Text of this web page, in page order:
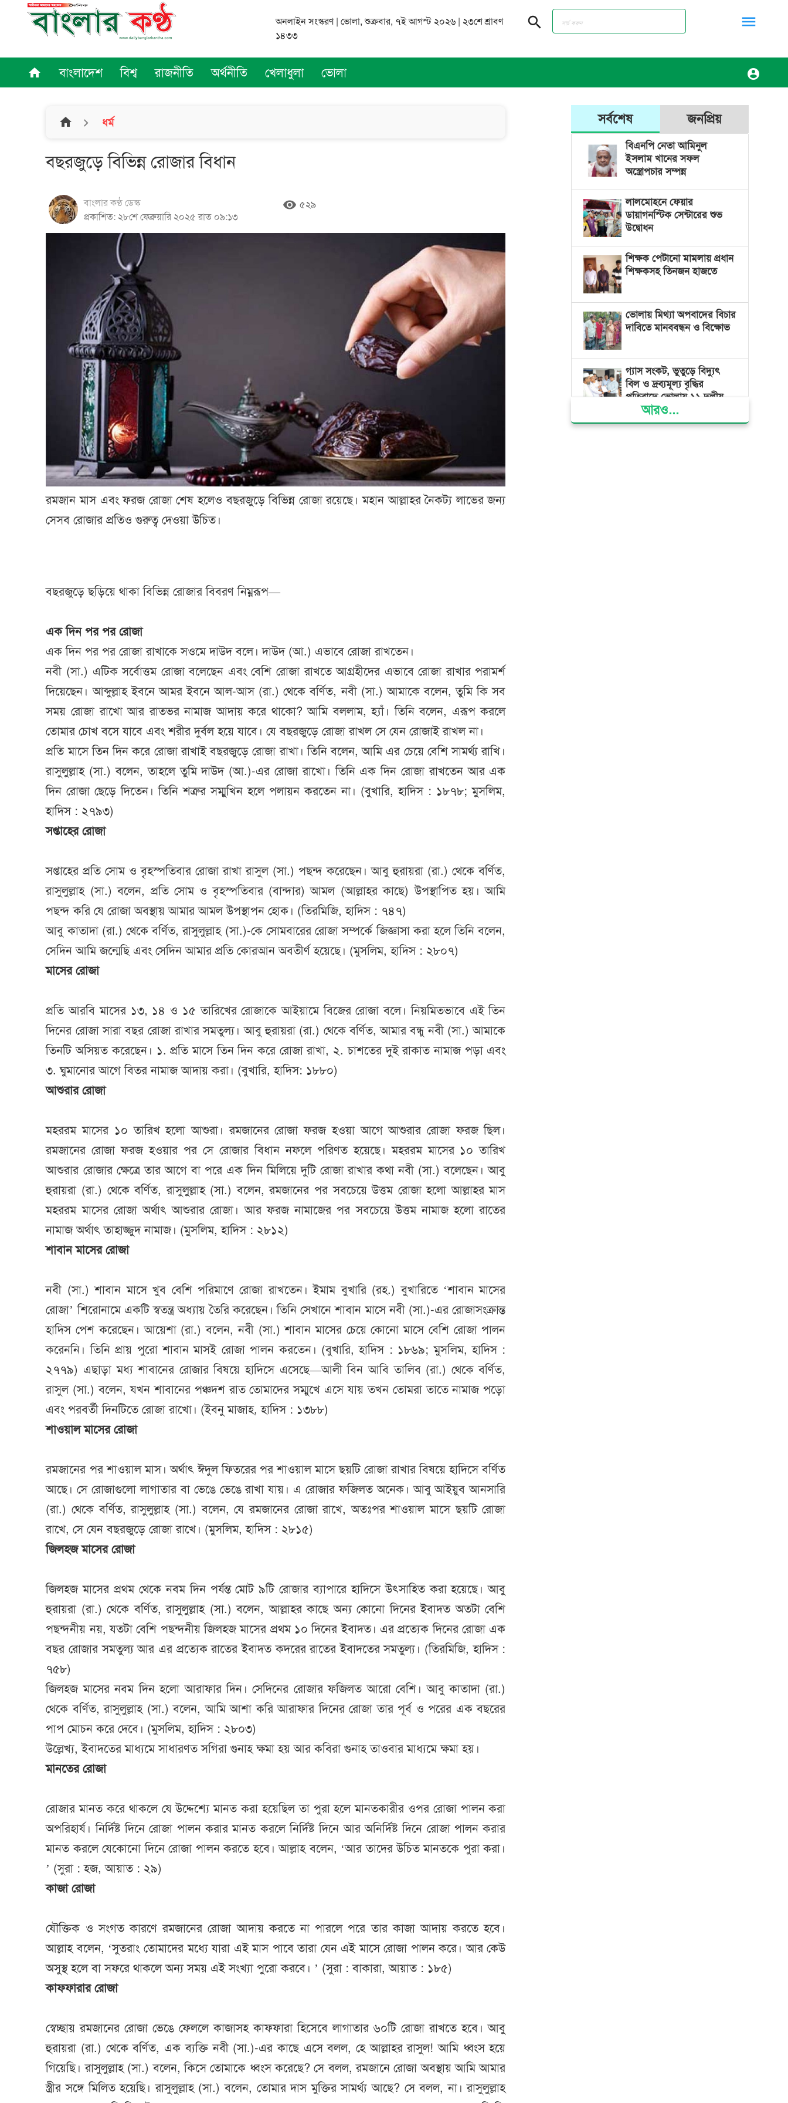
অনলাইন সংস্করণ | ভোলা, শুক্রবার, ৭ই আগস্ট ২০২৬ | ২৩শে শ্রাবণ
১৪৩৩
search menu
account_circle
home বাংলাদেশ বিশ্ব রাজনীতি অর্থনীতি খেলাধুলা ভোলা
home ধর্ম
বছরজুড়ে বিভিন্ন রোজার বিধান
বাংলার কণ্ঠ ডেস্ক
প্রকাশিত: ২৮শে ফেব্রুয়ারি ২০২৫ রাত ০৯:১৩
remove_red_eye ৫২৯
রমজান মাস এবং ফরজ রোজা শেষ হলেও বছরজুড়ে বিভিন্ন রোজা রয়েছে। মহান আল্লাহর নৈকট্য লাভের জন্য
সেসব রোজার প্রতিও গুরুত্ব দেওয়া উচিত।
বছরজুড়ে ছড়িয়ে থাকা বিভিন্ন রোজার বিবরণ নিম্নরূপ—
এক দিন পর পর রোজা
এক দিন পর পর রোজা রাখাকে সওমে দাউদ বলে। দাউদ (আ.) এভাবে রোজা রাখতেন।
নবী (সা.) এটিক সর্বোত্তম রোজা বলেছেন এবং বেশি রোজা রাখতে আগ্রহীদের এভাবে রোজা রাখার পরামর্শ
দিয়েছেন। আব্দুল্লাহ ইবনে আমর ইবনে আল-আস (রা.) থেকে বর্ণিত, নবী (সা.) আমাকে বলেন, তুমি কি সব
সময় রোজা রাখো আর রাতভর নামাজ আদায় করে থাকো? আমি বললাম, হ্যাঁ। তিনি বলেন, এরূপ করলে
তোমার চোখ বসে যাবে এবং শরীর দুর্বল হয়ে যাবে। যে বছরজুড়ে রোজা রাখল সে যেন রোজাই রাখল না।
প্রতি মাসে তিন দিন করে রোজা রাখাই বছরজুড়ে রোজা রাখা। তিনি বলেন, আমি এর চেয়ে বেশি সামর্থ্য রাখি।
রাসুলুল্লাহ (সা.) বলেন, তাহলে তুমি দাউদ (আ.)-এর রোজা রাখো। তিনি এক দিন রোজা রাখতেন আর এক
দিন রোজা ছেড়ে দিতেন। তিনি শত্রুর সম্মুখিন হলে পলায়ন করতেন না। (বুখারি, হাদিস : ১৮৭৮; মুসলিম,
হাদিস : ২৭৯৩)
সপ্তাহের রোজা
সপ্তাহের প্রতি সোম ও বৃহস্পতিবার রোজা রাখা রাসুল (সা.) পছন্দ করেছেন। আবু হুরায়রা (রা.) থেকে বর্ণিত,
রাসুলুল্লাহ (সা.) বলেন, প্রতি সোম ও বৃহস্পতিবার (বান্দার) আমল (আল্লাহর কাছে) উপস্থাপিত হয়। আমি
পছন্দ করি যে রোজা অবস্থায় আমার আমল উপস্থাপন হোক। (তিরমিজি, হাদিস : ৭৪৭)
আবু কাতাদা (রা.) থেকে বর্ণিত, রাসুলুল্লাহ (সা.)-কে সোমবারের রোজা সম্পর্কে জিজ্ঞাসা করা হলে তিনি বলেন,
সেদিন আমি জন্মেছি এবং সেদিন আমার প্রতি কোরআন অবতীর্ণ হয়েছে। (মুসলিম, হাদিস : ২৮০৭)
মাসের রোজা
প্রতি আরবি মাসের ১৩, ১৪ ও ১৫ তারিখের রোজাকে আইয়ামে বিজের রোজা বলে। নিয়মিতভাবে এই তিন
দিনের রোজা সারা বছর রোজা রাখার সমতুল্য। আবু হুরায়রা (রা.) থেকে বর্ণিত, আমার বন্ধু নবী (সা.) আমাকে
তিনটি অসিয়ত করেছেন। ১. প্রতি মাসে তিন দিন করে রোজা রাখা, ২. চাশতের দুই রাকাত নামাজ পড়া এবং
৩. ঘুমানোর আগে বিতর নামাজ আদায় করা। (বুখারি, হাদিস: ১৮৮০)
আশুরার রোজা
মহররম মাসের ১০ তারিখ হলো আশুরা। রমজানের রোজা ফরজ হওয়া আগে আশুরার রোজা ফরজ ছিল।
রমজানের রোজা ফরজ হওয়ার পর সে রোজার বিধান নফলে পরিণত হয়েছে। মহররম মাসের ১০ তারিখ
আশুরার রোজার ক্ষেত্রে তার আগে বা পরে এক দিন মিলিয়ে দুটি রোজা রাখার কথা নবী (সা.) বলেছেন। আবু
হুরায়রা (রা.) থেকে বর্ণিত, রাসুলুল্লাহ (সা.) বলেন, রমজানের পর সবচেয়ে উত্তম রোজা হলো আল্লাহর মাস
মহররম মাসের রোজা অর্থাৎ আশুরার রোজা। আর ফরজ নামাজের পর সবচেয়ে উত্তম নামাজ হলো রাতের
নামাজ অর্থাৎ তাহাজ্জুদ নামাজ। (মুসলিম, হাদিস : ২৮১২)
শাবান মাসের রোজা
নবী (সা.) শাবান মাসে খুব বেশি পরিমাণে রোজা রাখতেন। ইমাম বুখারি (রহ.) বুখারিতে ‘শাবান মাসের
রোজা’ শিরোনামে একটি স্বতন্ত্র অধ্যায় তৈরি করেছেন। তিনি সেখানে শাবান মাসে নবী (সা.)-এর রোজাসংক্রান্ত
হাদিস পেশ করেছেন। আয়েশা (রা.) বলেন, নবী (সা.) শাবান মাসের চেয়ে কোনো মাসে বেশি রোজা পালন
করেননি। তিনি প্রায় পুরো শাবান মাসই রোজা পালন করতেন। (বুখারি, হাদিস : ১৮৬৯; মুসলিম, হাদিস :
২৭৭৯) এছাড়া মধ্য শাবানের রোজার বিষয়ে হাদিসে এসেছে—আলী বিন আবি তালিব (রা.) থেকে বর্ণিত,
রাসুল (সা.) বলেন, যখন শাবানের পঞ্চদশ রাত তোমাদের সম্মুখে এসে যায় তখন তোমরা তাতে নামাজ পড়ো
এবং পরবর্তী দিনটিতে রোজা রাখো। (ইবনু মাজাহ, হাদিস : ১৩৮৮)
শাওয়াল মাসের রোজা
রমজানের পর শাওয়াল মাস। অর্থাৎ ঈদুল ফিতরের পর শাওয়াল মাসে ছয়টি রোজা রাখার বিষয়ে হাদিসে বর্ণিত
আছে। সে রোজাগুলো লাগাতার বা ভেঙে ভেঙে রাখা যায়। এ রোজার ফজিলত অনেক। আবু আইয়ুব আনসারি
(রা.) থেকে বর্ণিত, রাসুলুল্লাহ (সা.) বলেন, যে রমজানের রোজা রাখে, অতঃপর শাওয়াল মাসে ছয়টি রোজা
রাখে, সে যেন বছরজুড়ে রোজা রাখে। (মুসলিম, হাদিস : ২৮১৫)
জিলহজ মাসের রোজা
জিলহজ মাসের প্রথম থেকে নবম দিন পর্যন্ত মোট ৯টি রোজার ব্যাপারে হাদিসে উৎসাহিত করা হয়েছে। আবু
হুরায়রা (রা.) থেকে বর্ণিত, রাসুলুল্লাহ (সা.) বলেন, আল্লাহর কাছে অন্য কোনো দিনের ইবাদত অতটা বেশি
পছন্দনীয় নয়, যতটা বেশি পছন্দনীয় জিলহজ মাসের প্রথম ১০ দিনের ইবাদত। এর প্রত্যেক দিনের রোজা এক
বছর রোজার সমতুল্য আর এর প্রত্যেক রাতের ইবাদত কদরের রাতের ইবাদতের সমতুল্য। (তিরমিজি, হাদিস :
৭৫৮)
জিলহজ মাসের নবম দিন হলো আরাফার দিন। সেদিনের রোজার ফজিলত আরো বেশি। আবু কাতাদা (রা.)
থেকে বর্ণিত, রাসুলুল্লাহ (সা.) বলেন, আমি আশা করি আরাফার দিনের রোজা তার পূর্ব ও পরের এক বছরের
পাপ মোচন করে দেবে। (মুসলিম, হাদিস : ২৮০৩)
উল্লেখ্য, ইবাদতের মাধ্যমে সাধারণত সগিরা গুনাহ ক্ষমা হয় আর কবিরা গুনাহ তাওবার মাধ্যমে ক্ষমা হয়।
মানতের রোজা
রোজার মানত করে থাকলে যে উদ্দেশ্যে মানত করা হয়েছিল তা পুরা হলে মানতকারীর ওপর রোজা পালন করা
অপরিহার্য। নির্দিষ্ট দিনে রোজা পালন করার মানত করলে নির্দিষ্ট দিনে আর অনির্দিষ্ট দিনে রোজা পালন করার
মানত করলে যেকোনো দিনে রোজা পালন করতে হবে। আল্লাহ বলেন, ‘আর তাদের উচিত মানতকে পুরা করা।
’ (সুরা : হজ, আয়াত : ২৯)
কাজা রোজা
যৌক্তিক ও সংগত কারণে রমজানের রোজা আদায় করতে না পারলে পরে তার কাজা আদায় করতে হবে।
আল্লাহ বলেন, ‘সুতরাং তোমাদের মধ্যে যারা এই মাস পাবে তারা যেন এই মাসে রোজা পালন করে। আর কেউ
অসুস্থ হলে বা সফরে থাকলে অন্য সময় এই সংখ্যা পুরো করবে। ’ (সুরা : বাকারা, আয়াত : ১৮৫)
কাফফারার রোজা
স্বেচ্ছায় রমজানের রোজা ভেঙে ফেললে কাজাসহ কাফফারা হিসেবে লাগাতার ৬০টি রোজা রাখতে হবে। আবু
হুরায়রা (রা.) থেকে বর্ণিত, এক ব্যক্তি নবী (সা.)-এর কাছে এসে বলল, হে আল্লাহর রাসুল! আমি ধ্বংস হয়ে
গিয়েছি। রাসুলুল্লাহ (সা.) বলেন, কিসে তোমাকে ধ্বংস করেছে? সে বলল, রমজানে রোজা অবস্থায় আমি আমার
স্ত্রীর সঙ্গে মিলিত হয়েছি। রাসুলুল্লাহ (সা.) বলেন, তোমার দাস মুক্তির সামর্থ্য আছে? সে বলল, না। রাসুলুল্লাহ
সর্বশেষ জনপ্রিয়
বিএনপি নেতা আমিনুল
ইসলাম খানের সফল
অস্ত্রোপচার সম্পন্ন
লালমোহনে ফেয়ার
ডায়াগনস্টিক সেন্টারের শুভ
উদ্বোধন
শিক্ষক পেটানো মামলায় প্রধান
শিক্ষকসহ তিনজন হাজতে
ভোলায় মিথ্যা অপবাদের বিচার
দাবিতে মানববন্ধন ও বিক্ষোভ
গ্যাস সংকট, ভুতুড়ে বিদ্যুৎ
বিল ও দ্রব্যমূল্য বৃদ্ধির
প্রতিবাদে ভোলায় ১১ দলীয়
ঐক্যের প্রধানমন্ত্রী বরাবর
স্মারকলিপি প্রদান
আরও...